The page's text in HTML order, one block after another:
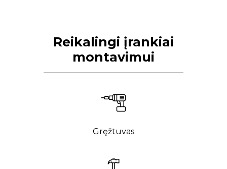
Reikalingi įrankiai
montavimui
Gręžtuvas